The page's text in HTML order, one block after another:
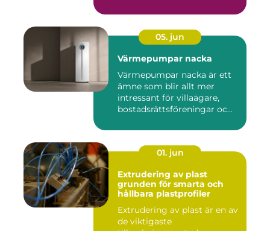
05. jun
Värmepumpar nacka
Värmepumpar nacka är ett
ämne som blir allt mer
intressant för villaägare,
bostadsrättsföreningar oc...
01. jun
Extrudering av plast
grunden för smarta och
hållbara plastprofiler
Extrudering av plast är en av
de viktigaste